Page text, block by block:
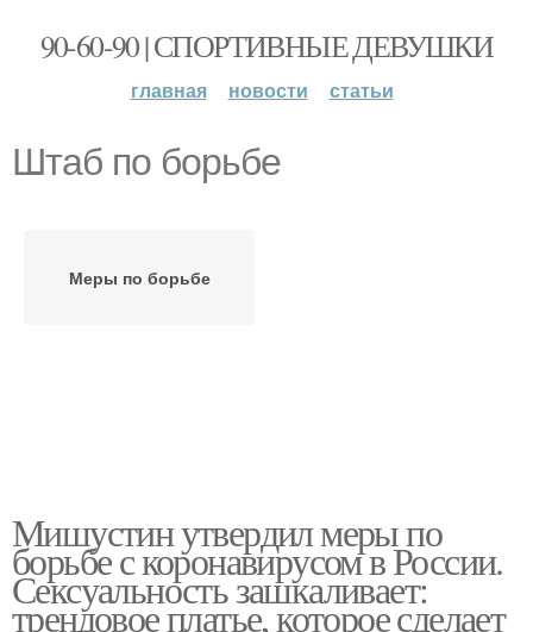
90-60-90 | СПОРТИВНЫЕ ДЕВУШКИ
главная новости статьи
Штаб по борьбе
Меры по борьбе
Мишустин утвердил меры по
борьбе с коронавирусом в России.
Сексуальность зашкаливает:
трендовое платье, которое сделает